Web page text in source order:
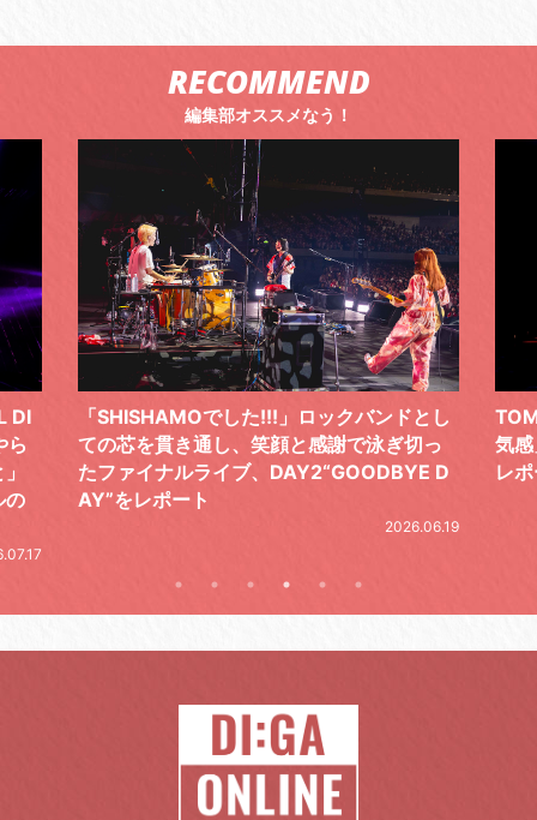
RECOMMEND
編集部オススメなう！
ロックバンドとし
感謝で泳ぎ切っ
D
TOMOO、３台の鍵盤で「6月から7
気感」を鮮やかに描いた、FC限定ラ
レポート